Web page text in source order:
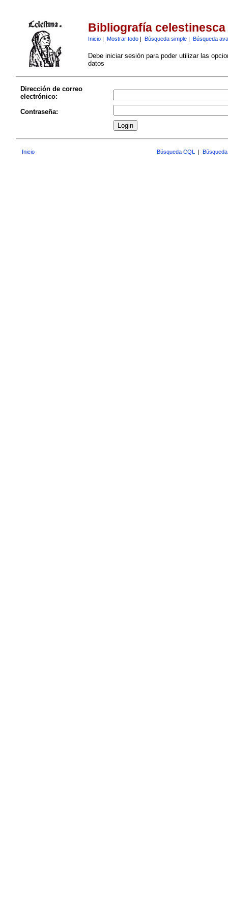
Bibliografía celestinesca
Inicio| Mostrar todo| Búsqueda simple| Búsqueda
Debe iniciar sesión para poder utilizar las
datos
Dirección de correo
electrónico:
Contraseña:
Inicio Búsqueda CQL |